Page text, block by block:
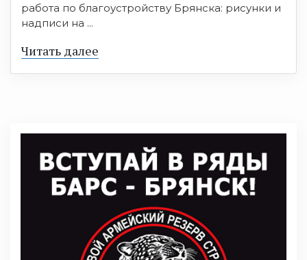
работа по благоустройству Брянска: рисунки и
надписи на ...
Читать далее